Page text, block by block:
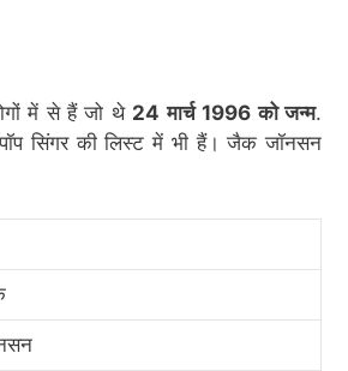
में से हैं जो थे 24 मार्च 1996 को जन्म.
सिंगर की लिस्ट में भी हैं। जैक जॉनसन